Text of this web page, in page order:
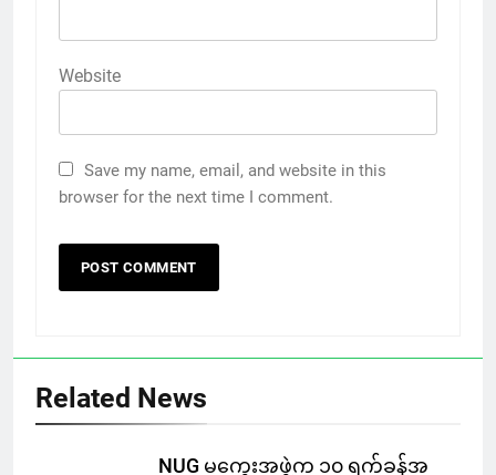
Website
Save my name, email, and website in this
browser for the next time I comment.
Related News
NUG မကွေးအဖွဲ့က ၁၀ ရက်ခန့်အ